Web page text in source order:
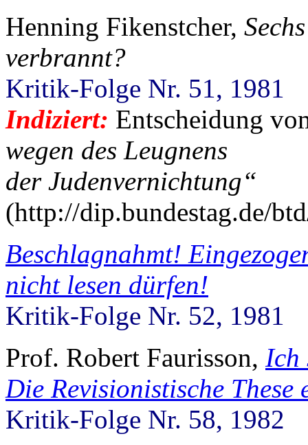
Henning Fikenstcher,
verbrannt?
Kritik-Folge Nr. 51, 1981
Indiziert: Entscheidung
wegen des Leugnens
der Judenvernichtung“
(http://dip.bundestag.de/
Beschlagnahmt!
nicht lesen dürfen!
Kritik-Folge Nr. 52, 1981
Prof. Robert Faurisson, Ich
Die Revisionistische These
Kritik-Folge Nr. 58, 1982